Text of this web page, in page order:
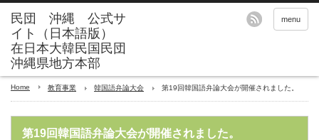
menu
Home 教育事業 韓国語弁論大会 第19回韓国語弁論大会が開催されました。
第19回韓国語弁論大会が開催されました。